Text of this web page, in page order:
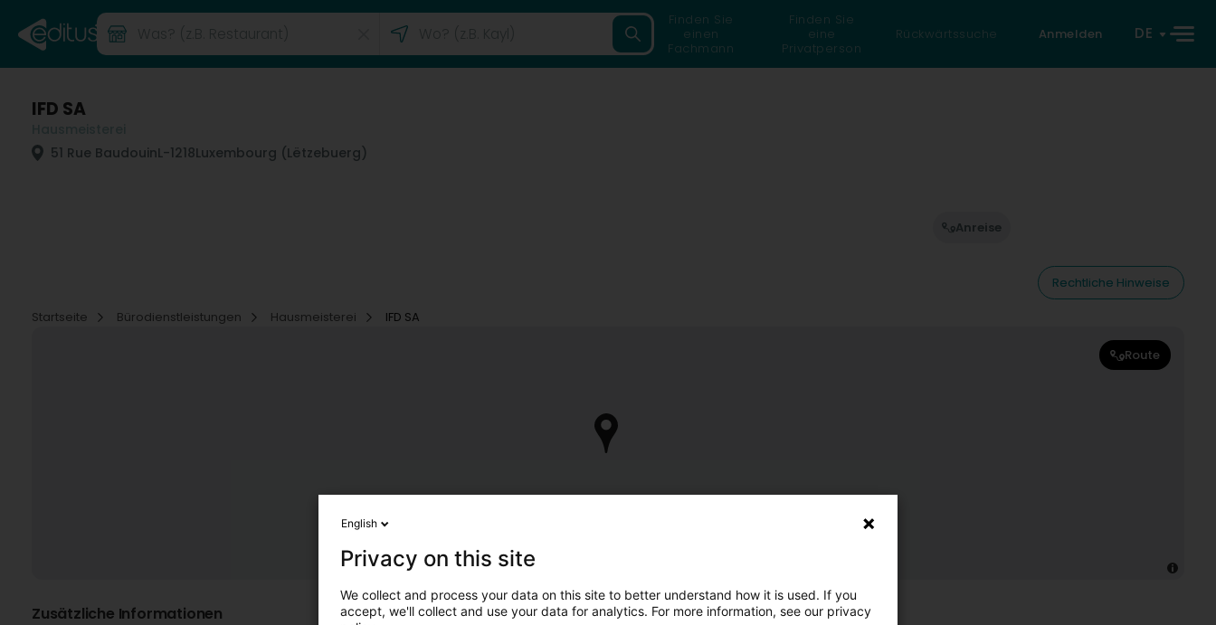
Finden Sie
einen
Fachmann
Finden Sie
eine
Privatperson
Rückwärtssuche Anmelden DE
IFD SA
51 Rue BaudouinL-1218Luxembourg (Lëtzebuerg)
Anreise
Rechtliche Hinweise
Startseite
Bürodienstleistungen Hausmeisterei IFD SA
Route
Zusätzliche Informationen
English
Privacy on this site
We collect and process your data on this site to better understand how it is used. If you
accept, we'll collect and use your data for analytics. For more information, see our privacy